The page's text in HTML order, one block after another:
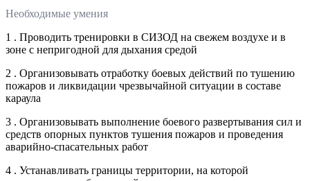
Необходимые умения
1 . Проводить тренировки в СИЗОД на свежем воздухе и в
зоне с непригодной для дыхания средой
2 . Организовывать отработку боевых действий по тушению
пожаров и ликвидации чрезвычайной ситуации в составе
караула
3 . Организовывать выполнение боевого развертывания сил и
средств опорных пунктов тушения пожаров и проведения
аварийно-спасательных работ
4 . Устанавливать границы территории, на которой